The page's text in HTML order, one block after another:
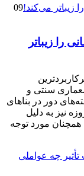
09
را زیباتر
سنتی و
دور در بناهای
نیز به دلیل
همچنان مورد توجه